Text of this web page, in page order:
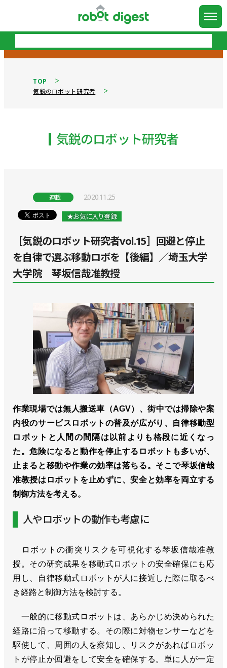
TOP
気鋭のロボット研究者
気鋭のロボット研究者
連載 2020.11.25
★お気に入り登録
［気鋭のロボット研究者vol.15］回避と停止
を自律で選ぶ移動ロボを【後編】／埼玉大学
大学院 琴坂信哉准教授
作業現場では無人搬送車（AGV）、街中では掃除や案
内役のサービスロボットの普及が広がり、自律移動型
ロボットと人間の間隔は以前よりも格段に近くなっ
た。危険になると動作を停止するロボットも多いが、
止まると移動や作業の効率は落ちる。そこで琴坂信哉
准教授はロボットを止めずに、安全と効率を両立する
制御方法を考える。
人やロボットの動作も考慮に
ロボットの衝突リスクを可視化する琴坂信哉准教
授。その研究成果を移動式ロボットの安全確保にも応
用し、自律移動式ロボットが人に接近した際に取るべ
き経路と制御方法を検討する。
一般的に移動式ロボットは、あらかじめ決められた
経路に沿って移動する。その際に対物センサーなどを
駆使して、周囲の人を察知し、リスクがあればロボッ
トが停止か回避をして安全を確保する。単に人が一定